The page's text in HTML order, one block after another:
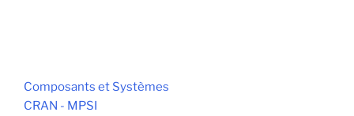
Composants et Systèmes
CRAN - MPSI